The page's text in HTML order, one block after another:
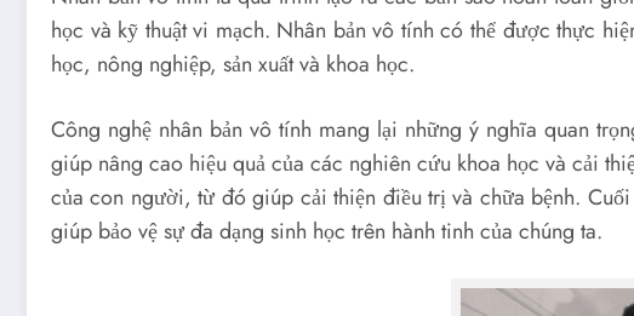
học và kỹ thuật vi mạch. Nhân bản vô tính có thể được thực
học, nông nghiệp, sản xuất và khoa học.
Công nghệ nhân bản vô tính mang lại những ý nghĩa quan
giúp nâng cao hiệu quả của các nghiên cứu khoa học và cải
của con người, từ đó giúp cải thiện điều trị và chữa bệnh.
giúp bảo vệ sự đa dạng sinh học trên hành tinh của chúng ta.